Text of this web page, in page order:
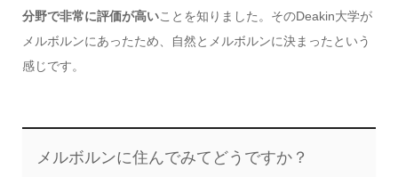
分野で非常に評価が高いことを知りました。そのDeakin大学が
メルボルンにあったため、自然とメルボルンに決まったという
感じです。
メルボルンに住んでみてどうですか？